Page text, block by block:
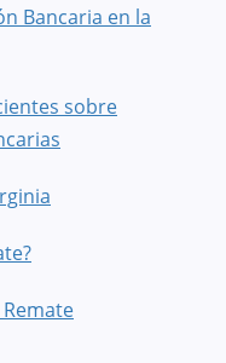
Bancaria en la
sobre